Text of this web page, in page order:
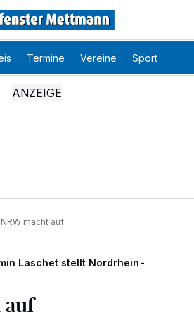
Termine Vereine Sport
NRW macht auf
Laschet stellt Nordrhein-
auf